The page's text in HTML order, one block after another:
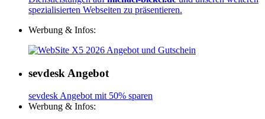
spezialisierten Webseiten zu präsentieren.
Werbung & Infos:
sevdesk Angebot
sevdesk Angebot mit 50% sparen
Werbung & Infos: